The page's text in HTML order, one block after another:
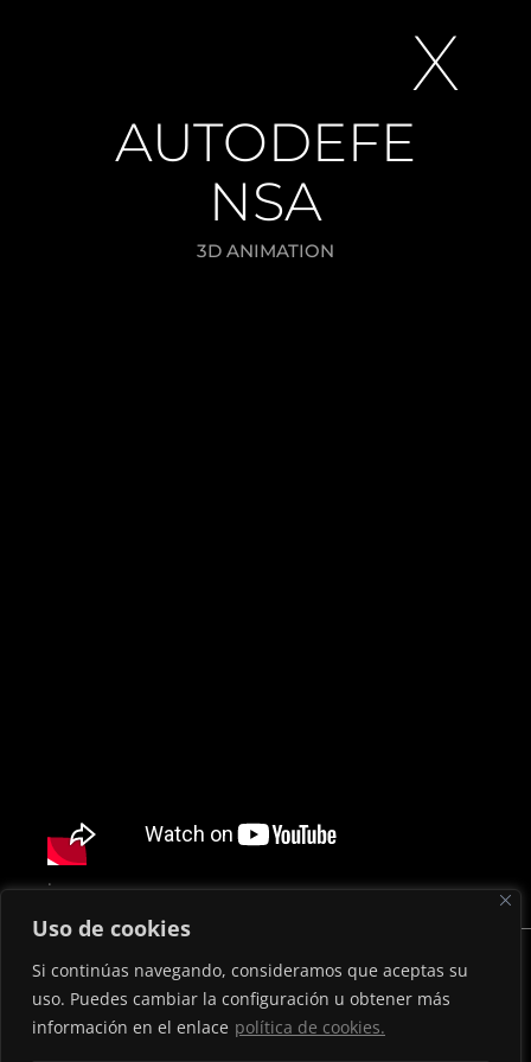
Uso de cookies
Si continúas navegando, consideramos que aceptas su
uso. Puedes cambiar la configuración u obtener más
información en el enlace política de cookies.
X
AUTODEFE
NSA
3D ANIMATION
.